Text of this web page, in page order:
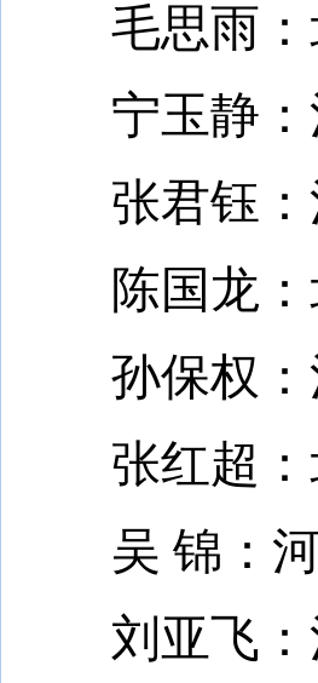
毛思雨：
宁玉静：
张君钰：
陈国龙：
孙保权：
张红超：
吴 锦：河
刘亚飞：